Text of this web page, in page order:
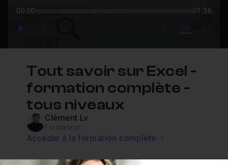
00:00 01:36
PlayForwardForward mute video
Subtitles
Tout savoir sur Excel -
formation complète -
tous niveaux
Clément Lv
Accéder à la formation complète